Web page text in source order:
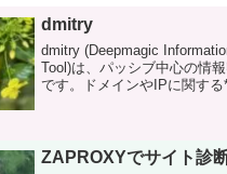
dmitry
dmitry (Deepmagic
Tool)は、パッシブ中心の情
です。ドメインやIPに関する
ZAPROXYでサイト診